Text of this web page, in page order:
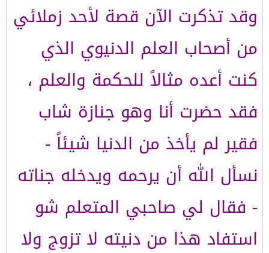
وقد تذكرت الآن قصة لأحد زملائي
من أصحاب العلم الدنيوي الذي
كنت أعده مثالاً للحكمة والعلم ،
فقد حضرت أنا وهو جنازة شاب
فقير لم يأخذ من الدنيا شيئاً -
نسأل الله أن يرحمه ويدخله جناته
- فقال لي صاحبي المتعلم شو
استفاد هذا من دنيته لا تزوج ولا